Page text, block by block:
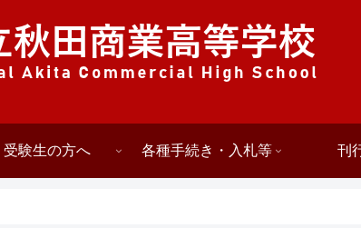
受験生の方へ 各種手続き・入札等 刊